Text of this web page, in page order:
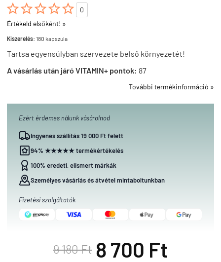

0
Értékeld elsőként! »
Kiszerelés: 180 kapszula
Tartsa egyensúlyban szervezete belső környezetét!
A vásárlás után járó VITAMIN+ pontok: 87
További termékinformáció »
Ezért érdemes nálunk vásárolnod
Ingyenes szállítás 19 000 Ft felett
94% ★★★★★ termékértékelés
100% eredeti, elismert márkák
Személyes vásárlás és átvétel mintaboltunkban
Fizetési szolgáltatók
9 180 Ft 8 700 Ft